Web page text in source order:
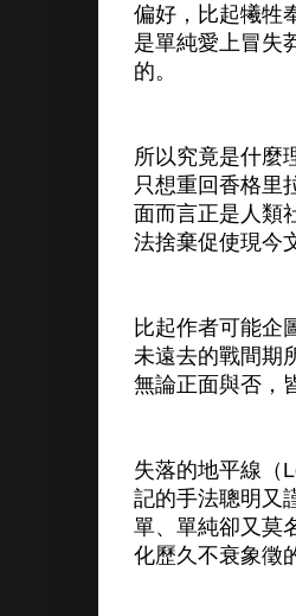
偏好，比起犧牲
是單純愛上冒失
的。
所以究竟是什麼
只想重回香格里
面而言正是人類
法捨棄促使現今
比起作者可能企
未遠去的戰間期
無論正面與否，
失落的地平線（
記的手法聰明又
單、單純卻又莫
化歷久不衰象徵